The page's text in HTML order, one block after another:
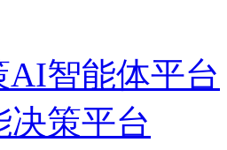
AI智能体平台
决策平台